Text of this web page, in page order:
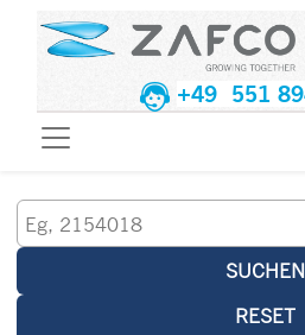
+49 551
SUCHEN
RESET